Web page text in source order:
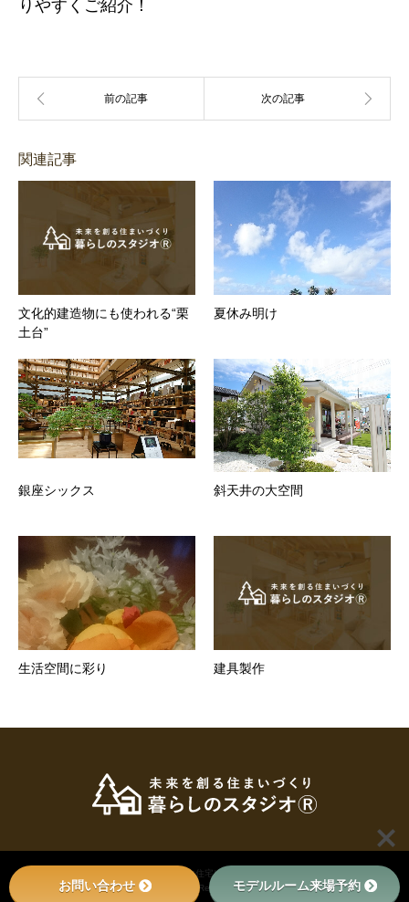
りやすくご紹介！
関連記事
文化的建造物にも使われる“栗
土台”
夏休み明け
銀座シックス 斜天井の大空間
生活空間に彩り 建具製作
小田原・秦野・足柄で新築・注文住宅は足柄の工務店、暮らしのスタジオへ
Rights Reserved.
お問い合わせ モデルルーム来場予約